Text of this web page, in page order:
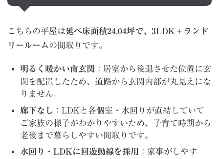
こちらの平屋は延べ床面積24.04坪で、3LDK＋ランド
リールームの間取りです。
明るく暖かい南玄関 ：居室から後退させた位置に玄
関を配置したため、道路から玄関内部が丸見えにな
りません。
廊下なし ：LDKと各個室・水回りが直結していて
ご家族の様子がわかりやすいため、子育て時期から
老後まで暮らしやすい間取りです。
水回り・LDKに回遊動線を採用 ：家事がしやす